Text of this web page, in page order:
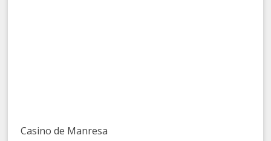
Casino de Manresa